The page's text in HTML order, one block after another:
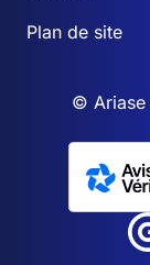
Plan de site
© Ariase